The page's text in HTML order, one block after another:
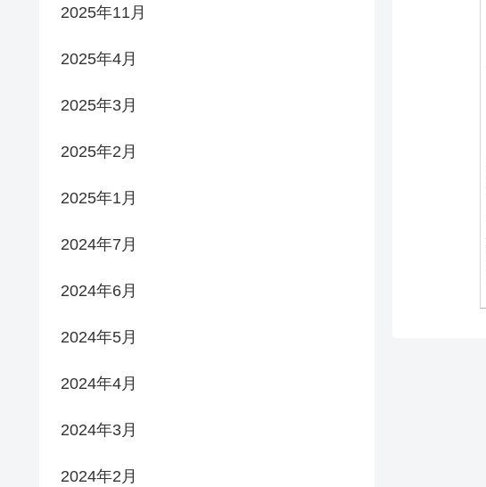
2025年11月
2025年4月
2025年3月
2025年2月
2025年1月
2024年7月
2024年6月
2024年5月
2024年4月
2024年3月
2024年2月